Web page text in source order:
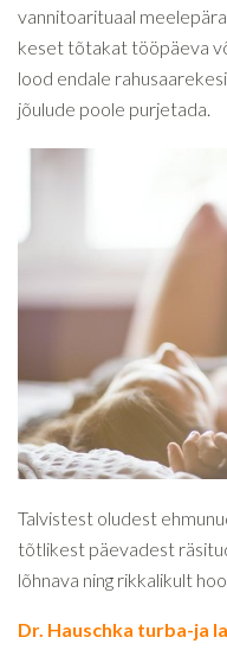
vannitoarituaal
keset tõtakat tööpäeva
lood endale
jõulude poole purjetada.
Talvistest oludest
tõtlikest päevadest
lõhnava ning rikkalikult
Dr. Hauschka turba-ja